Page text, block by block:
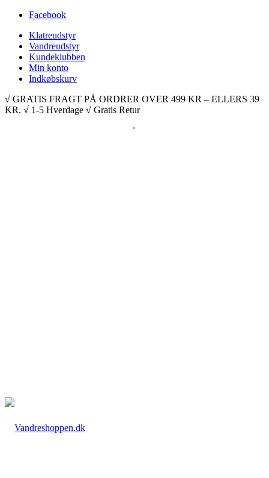
Facebook
Klatreudstyr
Vandreudstyr
Kundeklubben
Min konto
Indkøbskurv
√ GRATIS FRAGT PÅ ORDRER OVER 499 KR – ELLERS 39
KR. √ 1-5 Hverdage √ Gratis Retur